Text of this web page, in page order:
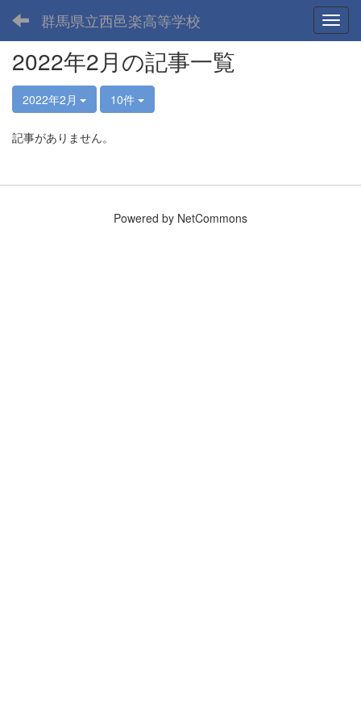
群馬県立西邑楽高等学校
2022年2月の記事一覧
2022年2月 10件
記事がありません。
Powered by NetCommons